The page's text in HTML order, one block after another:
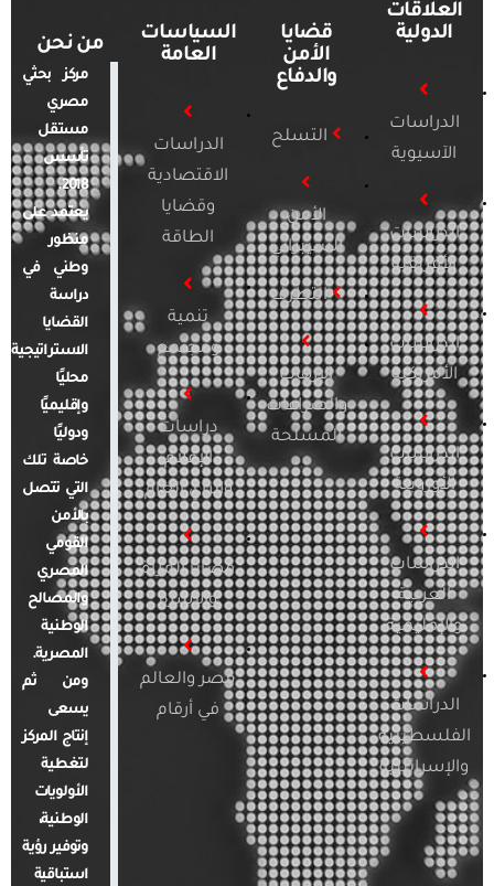
العلاقات
الدولية
الدراسات
الآسيوية
الدراسات
الأفريقية
الدراسات
الأمريكية
الدراسات
الأوروبية
الدراسات
العربية
والإقليمية
الدراسات
الفلسطينية
والإسرائيلية
قضايا
الأمن
والدفاع
التسلح
الأمن
السيبراني
التطرف
الإرهاب
والصراعات
المسلحة
السياسات
العامة
الدراسات
الاقتصادية
وقضايا
الطاقة
تنمية
ومجتمع
دراسات
الإعلام
والرأي العام
قضايا المرأة
والأسرة
مصر والعالم
في أرقام
من نحن
مركز بحثي
مصري
مستقل
تأسس
2018.
يعتمد على
منظور
وطني في
دراسة
القضايا
الاستراتيجية
محليًا
وإقليميًا
ودوليًا
خاصة تلك
التي تتصل
بالأمن
القومي
المصري
والمصالح
الوطنية
المصرية.
ومن ثم
يسعى
إنتاج المركز
لتغطية
الأولويات
الوطنية،
وتوفير رؤية
استباقية